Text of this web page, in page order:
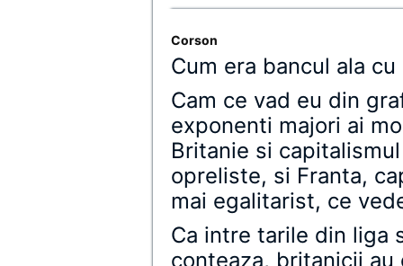
Corson
Cum era bancul ala
Cam ce vad eu din
exponenti majori ai
Britanie si
opreliste, si Franta,
mai egalitarist, ce
Ca intre tarile din liga
conteaza, britanicii au